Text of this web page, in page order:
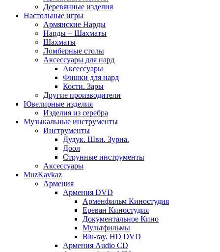
Деревянные изделия
Настольные игры
Армянские Нарды
Нарды + Шахматы
Шахматы
Ломберные столы
Аксессуары для нард
Аксессуары
Фишки для нард
Кости. Зары
Другие производители
Ювелирные изделия
Изделия из серебра
Музыкальные инструменты
Инструменты
Дудук. Шви. Зурна.
Доол
Струнные инструменты
Аксессуары
MuzKavkaz
Армения
Армения DVD
Арменфильм Киностудия
Ереван Киностудия
Документальное Кино
Мультфильмы
Blu-ray. HD DVD
Армения Audio CD